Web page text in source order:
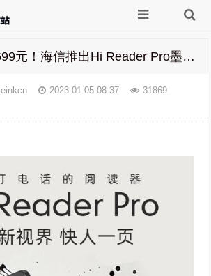
骁龙662卖到1699元！海信推出Hi Reader Pro墨水屏手机
einkcn 2023-01-05 08:37
31869